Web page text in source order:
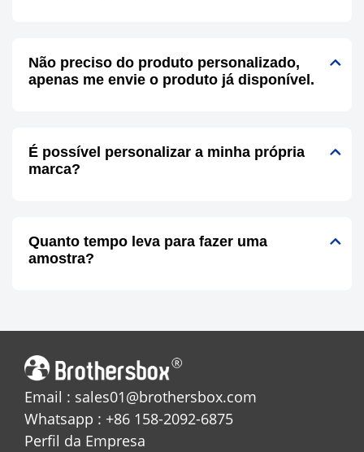
Não preciso do produto personalizado,
apenas me envie o produto já disponível.
É possível personalizar a minha própria
marca?
Quanto tempo leva para fazer uma
amostra?
Email : sales01@brothersbox.com
Whatsapp : +86 158-2092-6875
Perfil da Empresa